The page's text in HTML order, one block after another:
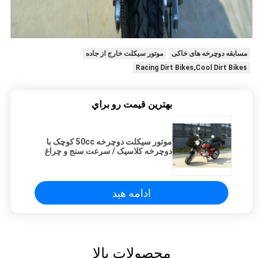
مسابقه دوچرخه های خاکی
موتور سیکلت خارج از جاده
Racing Dirt Bikes,Cool Dirt Bikes
بهترين قيمت رو براي
موتور سیکلت دوچرخه 50cc کوچک با
دوچرخه کلاسیک / سرعت سنج و چراغ
ادامه هید
محصولات بالا